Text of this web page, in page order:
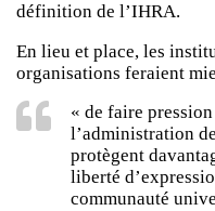
définition de l’IHRA.
En lieu et place, les
organisations feraient
« de faire
l’administration
protègent
liberté
communauté